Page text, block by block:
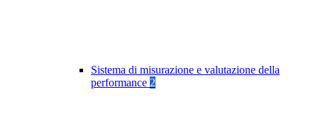
Sistema di misurazione e valutazione della
performance 2